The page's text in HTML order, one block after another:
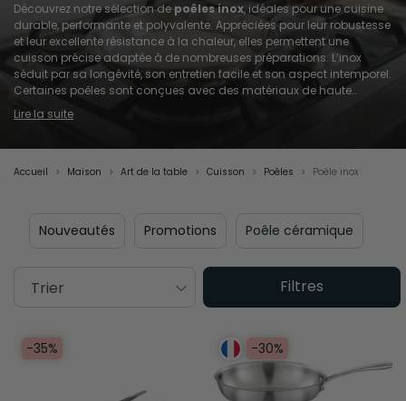
Découvrez notre sélection de poêles inox, idéales pour une cuisine
durable, performante et polyvalente. Appréciées pour leur robustesse
et leur excellente résistance à la chaleur, elles permettent une
cuisson précise adaptée à de nombreuses préparations. L’inox
séduit par sa longévité, son entretien facile et son aspect intemporel.
Certaines poêles sont conçues avec des matériaux de haute
qualité et des fabrications plus responsables, pour cuisiner
efficacement au quotidien tout en investissant dans des
Lire la suite
Accueil Maison Art de la table Cuisson Poêles Poêle inox
Nouveautés Promotions Poêle céramique
Filtres
Trier
-35% -30%